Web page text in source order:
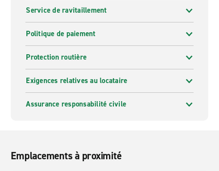
Service de ravitaillement
Politique de paiement
Protection routière
Exigences relatives au locataire
Assurance responsabilité civile
Emplacements à proximité